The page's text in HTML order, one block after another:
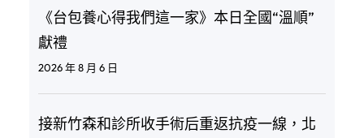
《台包養心得我們這一家》本日全國“溫順”
獻禮
2026 年 8 月 6 日
接新竹森和診所收手術后重返抗疫一線，北